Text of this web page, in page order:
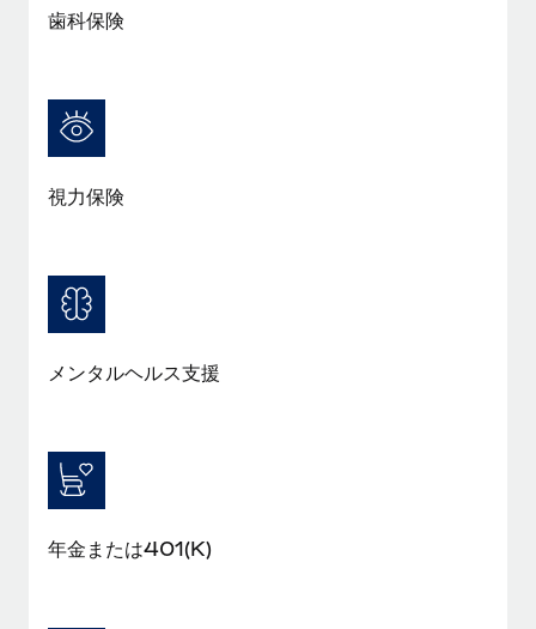
歯科保険
視力保険
メンタルヘルス支援
年金または401(K)